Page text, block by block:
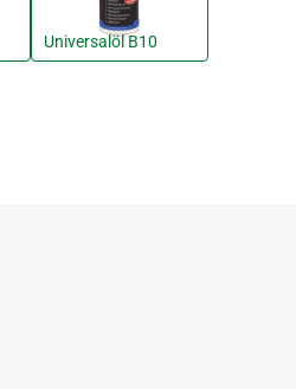
Universalöl B10